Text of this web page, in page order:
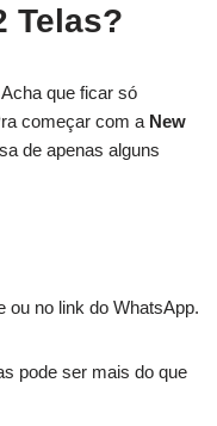
Telas?
que ficar só
começar com a New
de apenas alguns
ou no link do WhatsApp.
pode ser mais do que